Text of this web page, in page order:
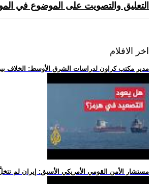
التعليق والتصويت على الموضوع في
اخر الافلام
.. مدير مكتب كراون لدراسات الشرق الأوسط: الخلاف
.. مستشار الأمن القومي الأمريكي الأسبق: إيران لم